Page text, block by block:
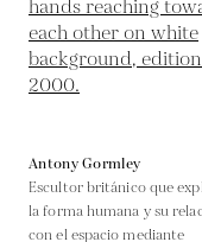
Antony Gormley
Escultor británico que
la forma humana y su
con el espacio mediante